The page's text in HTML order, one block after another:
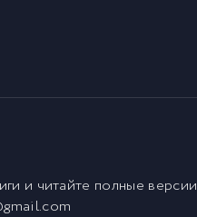
и читайте полные версии